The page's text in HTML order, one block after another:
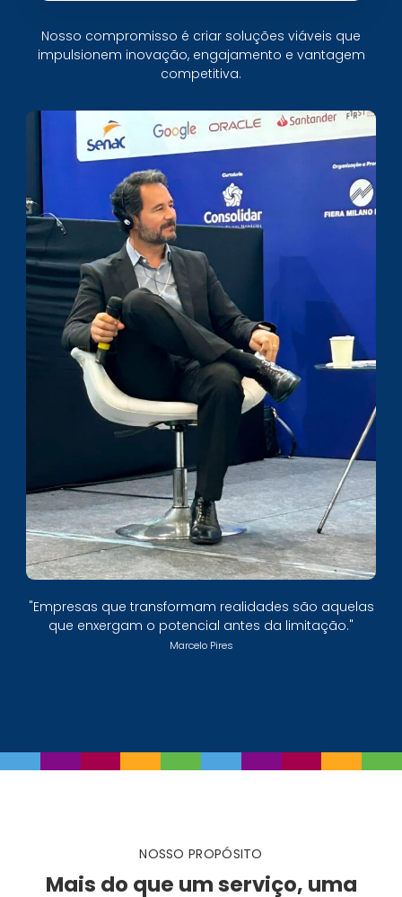
Nosso compromisso é criar soluções viáveis que
impulsionem inovação, engajamento e vantagem
competitiva.​
"Empresas que transformam realidades são aquelas
que enxergam o potencial antes da limitação."
Marcelo Pires
NOSSO PROPÓSITO
Mais do que um serviço, uma